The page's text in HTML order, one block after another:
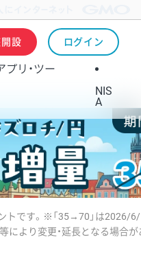
設 ログイン
プリ・ツー
NIS
A
です。※「35→70」は2026/6/
より変更・延長となる場合が